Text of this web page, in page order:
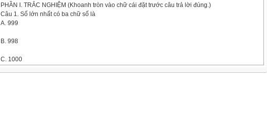
PHẦN I. TRẮC NGHIỆM (Khoanh tròn vào chữ cái đặt trước câu trả lời đúng.)
Câu 1. Số lớn nhất có ba chữ số là
A. 999
B. 998
C. 1000